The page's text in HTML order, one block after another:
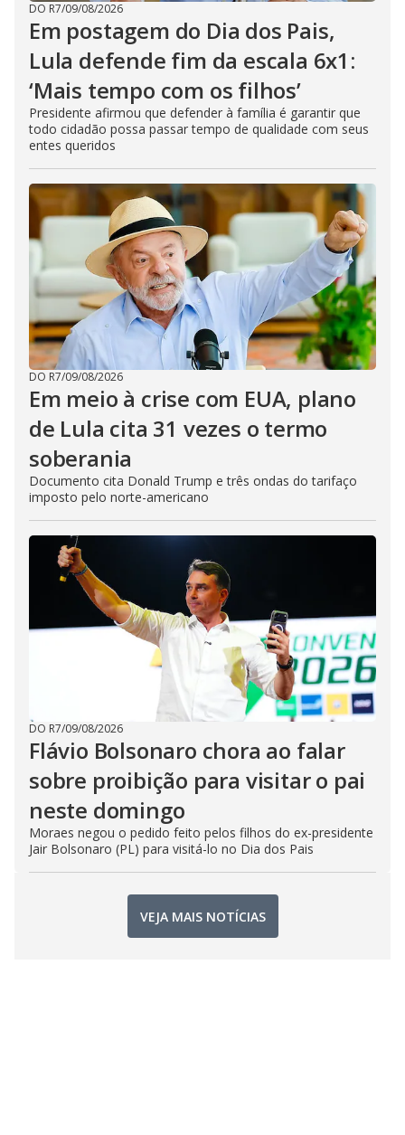
DO R7/09/08/2026
Em postagem do Dia dos Pais,
Lula defende fim da escala 6x1:
‘Mais tempo com os filhos’
Presidente afirmou que defender à família é garantir que
todo cidadão possa passar tempo de qualidade com seus
entes queridos
DO R7/09/08/2026
Em meio à crise com EUA, plano
de Lula cita 31 vezes o termo
soberania
Documento cita Donald Trump e três ondas do tarifaço
imposto pelo norte-americano
DO R7/09/08/2026
Flávio Bolsonaro chora ao falar
sobre proibição para visitar o pai
neste domingo
Moraes negou o pedido feito pelos filhos do ex-presidente
Jair Bolsonaro (PL) para visitá-lo no Dia dos Pais
VEJA MAIS NOTÍCIAS